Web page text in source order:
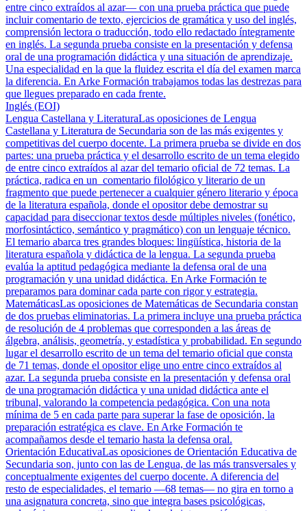
entre cinco extraídos al azar— con una prueba práctica que puede
incluir comentario de texto, ejercicios de gramática y uso del inglés,
comprensión lectora o traducción, todo ello redactado íntegramente
en inglés. La segunda prueba consiste en la presentación y defensa
oral de una programación didáctica y una situación de aprendizaje.
Una especialidad en la que la fluidez escrita el día del examen marca
la diferencia. En Arke Formación trabajamos todas las destrezas para
que llegues preparado en cada frente.
Inglés (EOI)
Lengua Castellana y LiteraturaLas oposiciones de Lengua
Castellana y Literatura de Secundaria son de las más exigentes y
competitivas del cuerpo docente. La primera prueba se divide en dos
partes: una prueba práctica y el desarrollo escrito de un tema elegido
de entre cinco extraídos al azar del temario oficial de 72 temas. La
práctica, radica en un comentario filológico y literario de un
fragmento que puede pertenecer a cualquier género literario y época
de la literatura española, donde el opositor debe demostrar su
capacidad para diseccionar textos desde múltiples niveles (fonético,
morfosintáctico, semántico y pragmático) con un lenguaje técnico.
El temario abarca tres grandes bloques: lingüística, historia de la
literatura española y didáctica de la lengua. La segunda prueba
evalúa la aptitud pedagógica mediante la defensa oral de una
programación y una unidad didáctica. En Arke Formación te
preparamos para dominar cada parte con rigor y estrategia.
MatemáticasLas oposiciones de Matemáticas de Secundaria constan
de dos pruebas eliminatorias. La primera incluye una prueba práctica
de resolución de 4 problemas que corresponden a las áreas de
álgebra, análisis, geometría, y estadística y probabilidad. En segundo
lugar el desarrollo escrito de un tema del temario oficial que consta
de 71 temas, donde el opositor elige uno entre cinco extraídos al
azar. La segunda prueba consiste en la presentación y defensa oral
de una programación didáctica y una unidad didáctica ante el
tribunal, valorando la competencia pedagógica. Con una nota
mínima de 5 en cada parte para superar la fase de oposición, la
preparación estratégica es clave. En Arke Formación te
acompañamos desde el temario hasta la defensa oral.
Orientación EducativaLas oposiciones de Orientación Educativa de
Secundaria son, junto con las de Lengua, de las más transversales y
conceptualmente exigentes del cuerpo docente. A diferencia del
resto de especialidades, el temario —68 temas— no gira en torno a
una asignatura concreta, sino que integra bases psicológicas,